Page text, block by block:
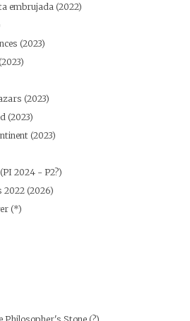
embrujada (2022)
(2023)
(2023)
(2023)
(2023)
2024 - P2?)
(2026)
(*)